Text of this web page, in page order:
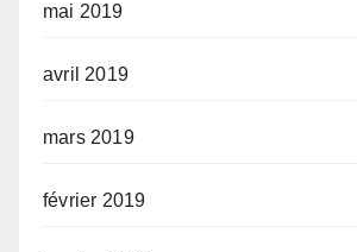
mai 2019
avril 2019
mars 2019
février 2019